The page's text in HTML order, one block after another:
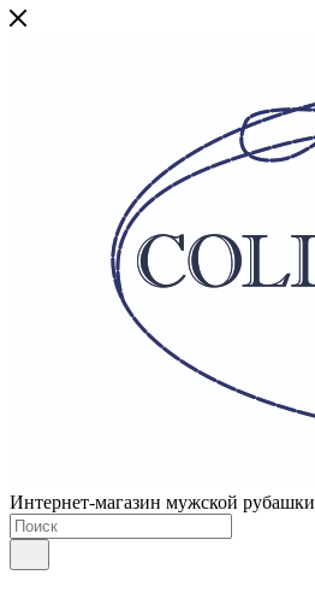
Интернет-магазин мужской рубашки